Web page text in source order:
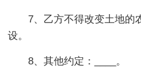
7、乙方不得改变土地的
设。
8、其他约定：____。